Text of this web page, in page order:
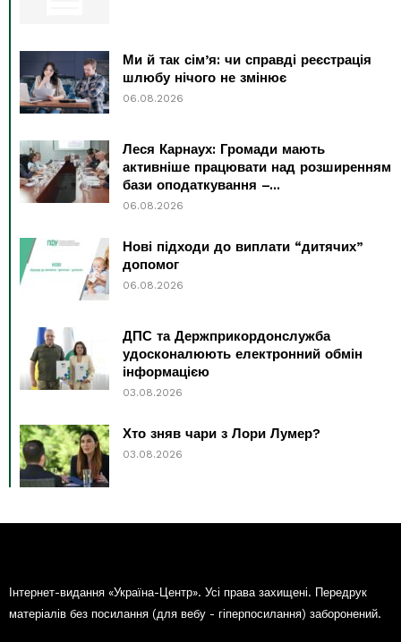
Ми й так сім’я: чи справді реєстрація
шлюбу нічого не змінює
06.08.2026
Леся Карнаух: Громади мають
активніше працювати над розширенням
бази оподаткування –...
06.08.2026
Нові підходи до виплати “дитячих”
допомог
06.08.2026
ДПС та Держприкордонслужба
удосконалюють електронний обмін
інформацією
03.08.2026
Хто зняв чари з Лори Лумер?
03.08.2026
Інтернет-видання «Україна-Центр». Усі права захищені. Передрук
матеріалів без посилання (для вебу - гіперпосилання) заборонений.